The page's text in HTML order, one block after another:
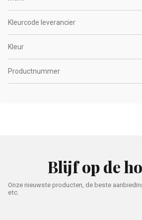
Kleurcode leverancier
Kleur
Productnummer
Blijf op de
Onze nieuwste producten, de beste
etc.